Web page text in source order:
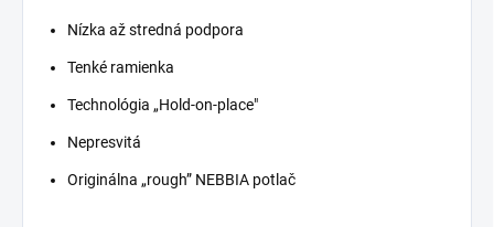
Nízka až stredná podpora
Tenké ramienka
Technológia „Hold-on-place"
Nepresvitá
Originálna „rough” NEBBIA potlač